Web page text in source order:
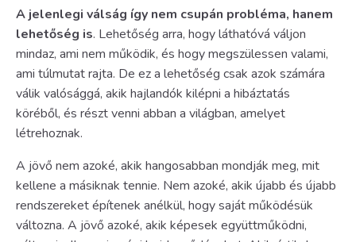
A jelenlegi válság így nem csupán probléma, hanem
lehetőség is. Lehetőség arra, hogy láthatóvá váljon
mindaz, ami nem működik, és hogy megszülessen valami,
ami túlmutat rajta. De ez a lehetőség csak azok számára
válik valósággá, akik hajlandók kilépni a hibáztatás
köréből, és részt venni abban a világban, amelyet
létrehoznak.
A jövő nem azoké, akik hangosabban mondják meg, mit
kellene a másiknak tennie. Nem azoké, akik újabb és újabb
rendszereket építenek anélkül, hogy saját működésük
változna. A jövő azoké, akik képesek együttműködni,